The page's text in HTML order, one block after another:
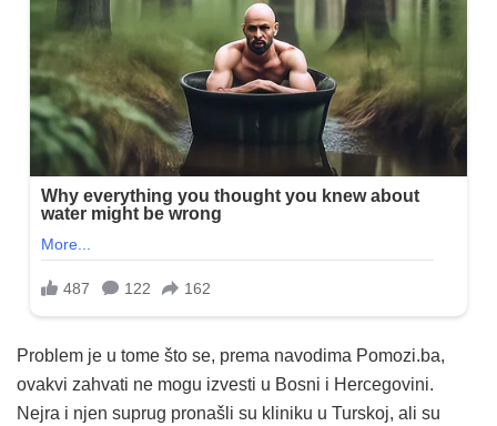
Problem je u tome što se, prema navodima Pomozi.ba,
ovakvi zahvati ne mogu izvesti u Bosni i Hercegovini.
Nejra i njen suprug pronašli su kliniku u Turskoj, ali su